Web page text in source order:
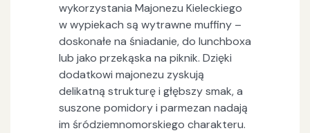
wykorzystania Majonezu Kieleckiego
w wypiekach są wytrawne muffiny –
doskonałe na śniadanie, do lunchboxa
lub jako przekąska na piknik. Dzięki
dodatkowi majonezu zyskują
delikatną strukturę i głębszy smak, a
suszone pomidory i parmezan nadają
im śródziemnomorskiego charakteru.